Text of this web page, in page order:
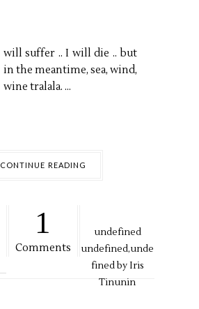
will suffer .. I will die .. but
in the meantime, sea, wind,
wine tralala. ...
CONTINUE READING
1
Comments
undefined
undefined,unde
fined byIris
Tinunin